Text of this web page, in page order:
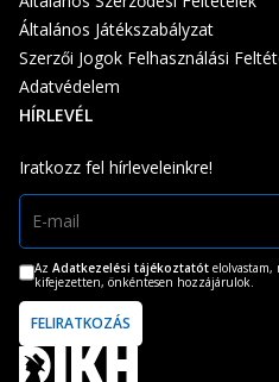
Általános Játékszabályzat
Szerzői Jogok Felhasználási
Adatvédelem
HÍRLEVÉL
Iratkozz fel hírleveleinkre!
Az Adatkezelési tájékoztatót elolvastam,
kifejezetten, önkéntesen hozzájárulok.